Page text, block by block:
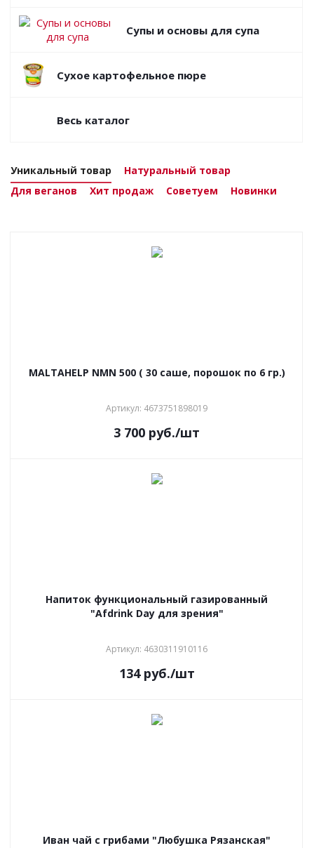
Супы и основы для супа
Сухое картофельное пюре
Весь каталог
Уникальный товар
Натуральный товар
Для веганов
Хит продаж Советуем Новинки
MALTAHELP NMN 500 ( 30 саше, порошок по 6 гр.)
Артикул: 4673751898019
3 700 руб./шт
Напиток функциональный газированный
"Afdrink Day для зрения"
Артикул: 4630311910116
134руб./шт
Иван чай с грибами "Любушка Рязанская"